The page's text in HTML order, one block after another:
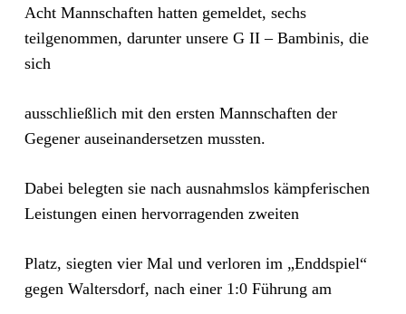
Acht Mannschaften hatten gemeldet, sechs
teilgenommen, darunter unsere G II – Bambinis, die
sich
ausschließlich mit den ersten Mannschaften der
Gegener auseinandersetzen mussten.
Dabei belegten sie nach ausnahmslos kämpferischen
Leistungen einen hervorragenden zweiten
Platz, siegten vier Mal und verloren im „Enddspiel“
gegen Waltersdorf, nach einer 1:0 Führung am